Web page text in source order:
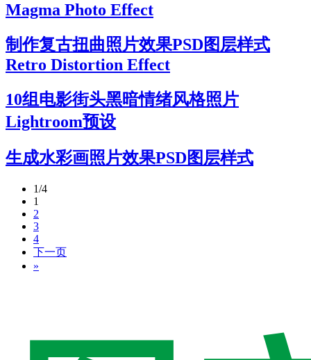
Magma Photo Effect
制作复古扭曲照片效果PSD图层样式
Retro Distortion Effect
10组电影街头黑暗情绪风格照片
Lightroom预设
生成水彩画照片效果PSD图层样式
1/4
1
2
3
4
下一页
»